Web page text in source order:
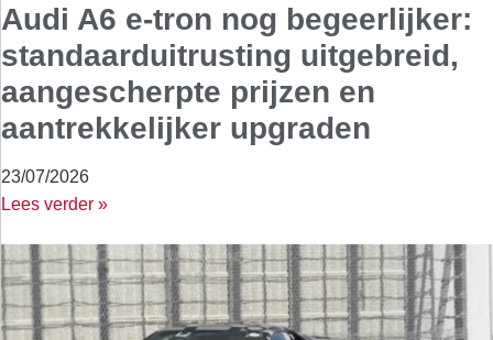
Audi A6 e-tron nog begeerlijker:
standaarduitrusting uitgebreid,
aangescherpte prijzen en
aantrekkelijker upgraden
23/07/2026
Lees verder »